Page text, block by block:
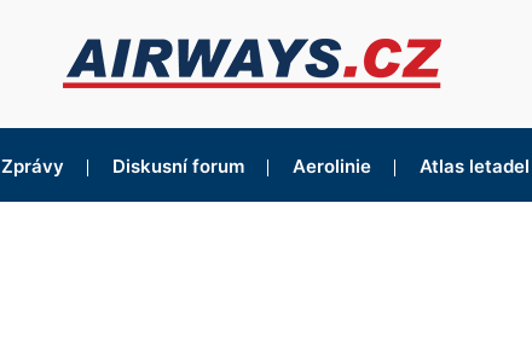
Zprávy Diskusní forum Aerolinie Atlas letadel